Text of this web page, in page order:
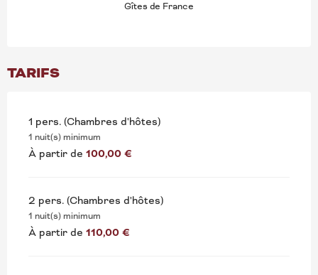
Gîtes de France
TARIFS
1 pers. (Chambres d'hôtes)
1 nuit(s) minimum
À partir de 100,00 €
2 pers. (Chambres d'hôtes)
1 nuit(s) minimum
À partir de 110,00 €